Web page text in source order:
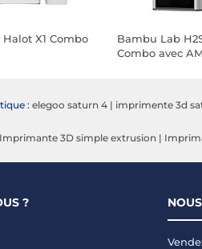
X1 Combo
Bambu Lab
Combo avec
: elegoo saturn 4 | imprimente 3d
Imprimante 3D simple extrusion |
?